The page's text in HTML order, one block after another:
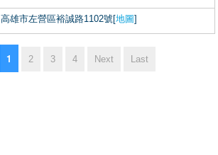
高雄市左營區裕誠路1102號[地圖]
1 2 3 4 Next Last